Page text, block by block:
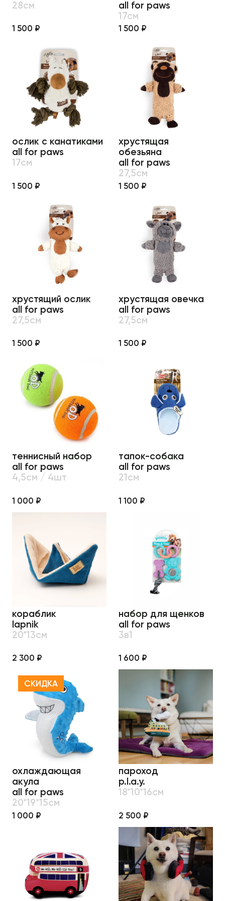
28см
1 500 ₽
all for paws
17см
1 500 ₽
ослик с канатиками
all for paws
17см
1 500 ₽
хрустящая
обезьяна
all for paws
27,5см
1 500 ₽
хрустящий ослик
all for paws
27,5см
1 500 ₽
хрустящая овечка
all for paws
27,5см
1 500 ₽
теннисный набор
all for paws
4,5см / 4шт
1 000 ₽
тапок-собака
all for paws
21см
1 100 ₽
кораблик
lapnik
20*13см
2 300 ₽
набор для щенков
all for paws
3в1
1 600 ₽
СКИДКА
охлаждающая
акула
all for paws
20*19*15см
1 000 ₽
пароход
p.l.a.y.
18*10*16см
2 500 ₽